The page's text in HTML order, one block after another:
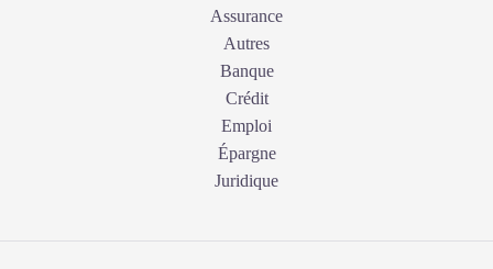
Assurance
Autres
Banque
Crédit
Emploi
Épargne
Juridique